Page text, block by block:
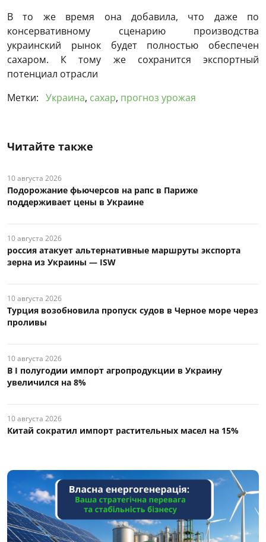
В то же время она добавила, что даже по
консервативному сценарию производства
украинский рынок будет полностью обеспечен
сахаром. К тому же сохранится экспортный
потенциал отрасли
Метки: Украина, сахар, прогноз урожая
Читайте также
10 августа 2026
Подорожание фьючерсов на рапс в Париже
поддерживает цены в Украине
10 августа 2026
россия атакует альтернативные маршруты экспорта
зерна из Украины — ISW
10 августа 2026
Турция возобновила пропуск судов в Черное море через
проливы
10 августа 2026
В I полугодии импорт агропродукции в Украину
увеличился на 8%
10 августа 2026
Китай сократил импорт растительных масел на 15%